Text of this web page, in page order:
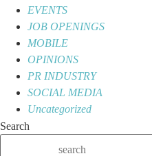
EVENTS
JOB OPENINGS
MOBILE
OPINIONS
PR INDUSTRY
SOCIAL MEDIA
Uncategorized
Search